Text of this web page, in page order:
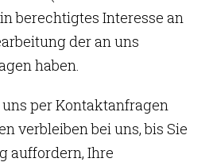
berechtigtes Interesse an
der an uns
haben.
per Kontaktanfragen
verbleiben bei uns, bis Sie
auffordern, Ihre